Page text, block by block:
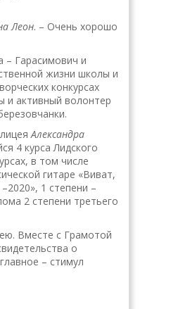
Леон. – Очень хорошо
– Гарасимович и
жизни школы и
конкурсах
и активный волонтер
Александра
4 курса Лидского
в том числе
гитаре «Виват,
1 степени –
2 степени третьего
Вместе с Грамотой
о
– стимул